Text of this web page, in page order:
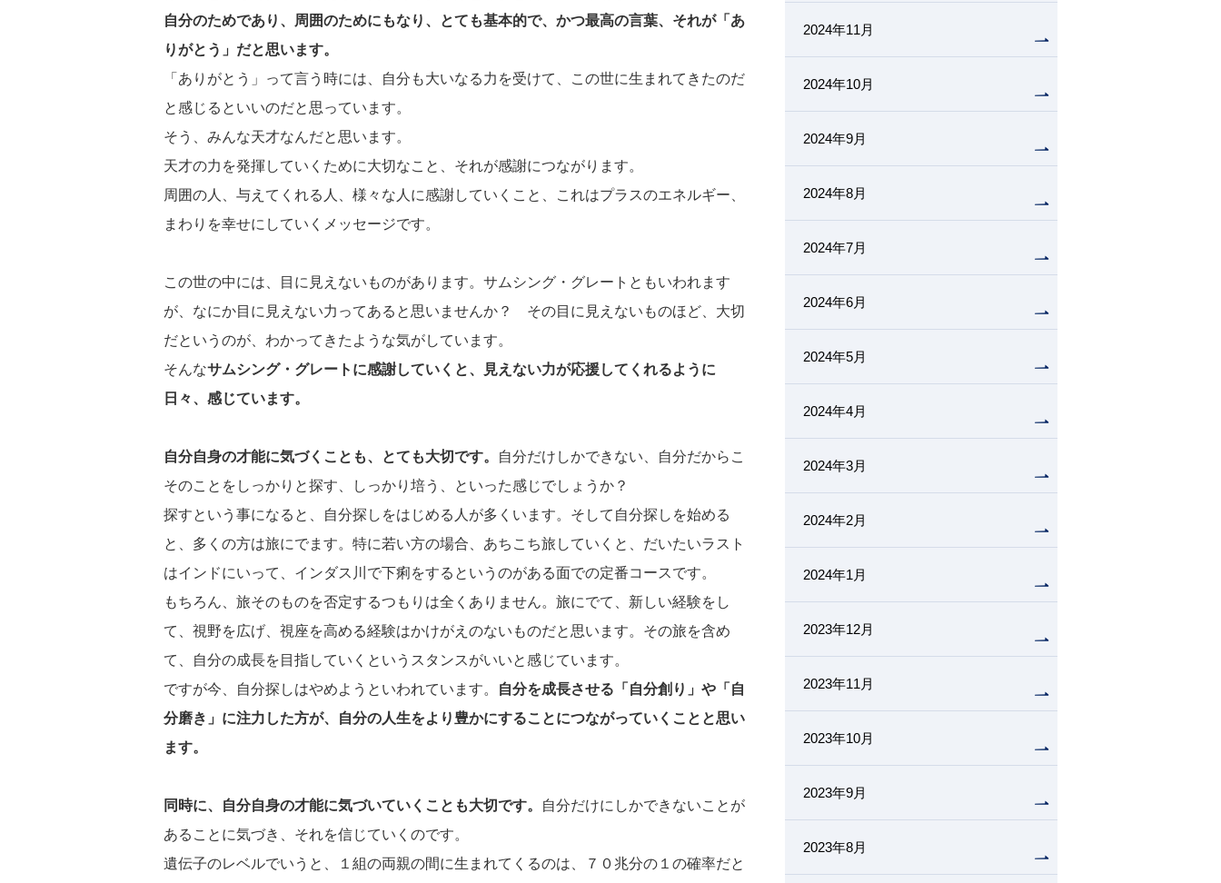
自分のためであり、周囲のためにもなり、とても基本的で、かつ最高の言葉、それが「あ
りがとう」だと思います。
「ありがとう」って言う時には、自分も大いなる力を受けて、この世に生まれてきたのだ
と感じるといいのだと思っています。
そう、みんな天才なんだと思います。
天才の力を発揮していくために大切なこと、それが感謝につながります。
周囲の人、与えてくれる人、様々な人に感謝していくこと、これはプラスのエネルギー、
まわりを幸せにしていくメッセージです。
この世の中には、目に見えないものがあります。サムシング・グレートともいわれます
が、なにか目に見えない力ってあると思いませんか？ その目に見えないものほど、大切
だというのが、わかってきたような気がしています。
そんなサムシング・グレートに感謝していくと、見えない力が応援してくれるように
日々、感じています。
自分自身の才能に気づくことも、とても大切です。
自分だけしかできない、自分だからこ
そのことをしっかりと探す、しっかり培う、といった感じでしょうか？
探すという事になると、自分探しをはじめる人が多くいます。そして自分探しを始める
と、多くの方は旅にでます。特に若い方の場合、あちこち旅していくと、だいたいラスト
はインドにいって、インダス川で下痢をするというのがある面での定番コースです。
もちろん、旅そのものを否定するつもりは全くありません。旅にでて、新しい経験をし
て、視野を広げ、視座を高める経験はかけがえのないものだと思います。その旅を含め
て、自分の成長を目指していくというスタンスがいいと感じています。
ですが今、自分探しはやめようといわれています。
自分を成長させる「自分創り」や「自
分磨き」に注力した方が、自分の人生をより豊かにすることにつながっていくことと思い
ます。
同時に、自分自身の才能に気づいていくことも大切です。
自分だけにしかできないことが
あることに気づき、それを信じていくのです。
遺伝子のレベルでいうと、１組の両親の間に生まれてくるのは、７０兆分の１の確率だと
2024年11月
2024年10月
2024年9月
2024年8月
2024年7月
2024年6月
2024年5月
2024年4月
2024年3月
2024年2月
2024年1月
2023年12月
2023年11月
2023年10月
2023年9月
2023年8月